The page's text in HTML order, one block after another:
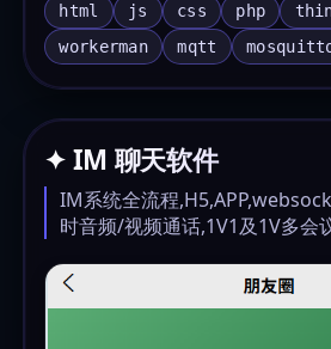
html js css php
workerman
mqtt
✦ IM 聊天软件
IM系统全流程
时音频/视频通话,1V1及1V多会